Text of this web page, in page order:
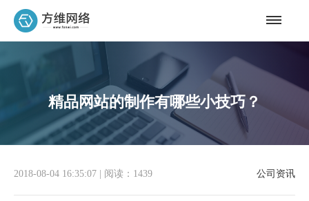
精品网站的制作有哪些小技巧？
公司资讯
2018-08-04 16:35:07 阅读：1439